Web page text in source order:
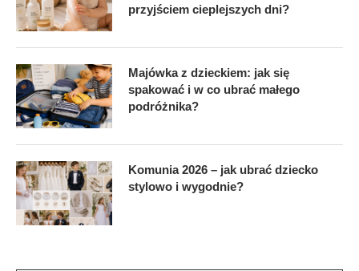
przyjściem cieplejszych dni?
Majówka z dzieckiem: jak się
spakować i w co ubrać małego
podróżnika?
Komunia 2026 – jak ubrać dziecko
stylowo i wygodnie?